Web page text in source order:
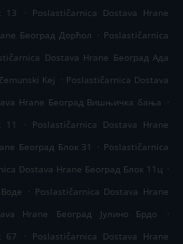
13
. Poslastičarnica Dostava Hrane
Београд Дорћол . Poslastičarnica
Dostava Hrane Београд Ада
Kej . Poslastičarnica Dostava
Hrane Београд Вишњичка бања .
11
. Poslastičarnica Dostava Hrane
Београд Блок 31 . Poslastičarnica
Dostava Hrane Београд Блок 11ц .
. Poslastičarnica Dostava Hrane
Hrane Београд Јулино Брдо
.
67
. Poslastičarnica Dostava Hrane